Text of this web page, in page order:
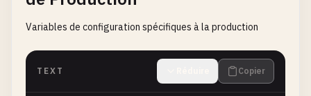
Variables de configuration spécifiques à la production
TEXT Copier